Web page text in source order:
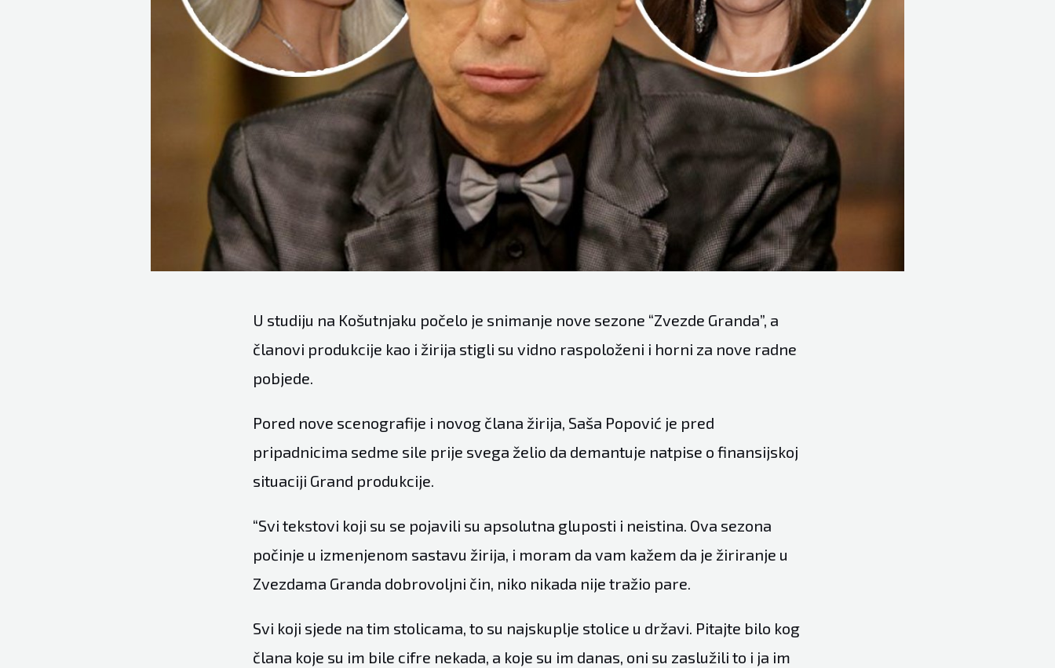
U studiju na Košutnjaku počelo je snimanje nove sezone “Zvezde Granda”, a
članovi produkcije kao i žirija stigli su vidno raspoloženi i horni za nove radne
pobjede.
Pored nove scenografije i novog člana žirija, Saša Popović je pred
pripadnicima sedme sile prije svega želio da demantuje natpise o finansijskoj
situaciji Grand produkcije.
“Svi tekstovi koji su se pojavili su apsolutna gluposti i neistina. Ova sezona
počinje u izmenjenom sastavu žirija, i moram da vam kažem da je žiriranje u
Zvezdama Granda dobrovoljni čin, niko nikada nije tražio pare.
Svi koji sjede na tim stolicama, to su najskuplje stolice u državi. Pitajte bilo kog
člana koje su im bile cifre nekada, a koje su im danas, oni su zaslužili to i ja im